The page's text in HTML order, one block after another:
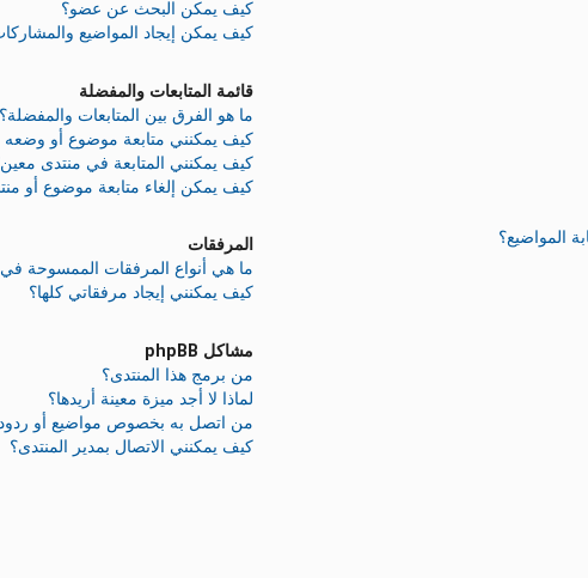
المواضيع؟
كيف يمكن البحث عن عضو؟
كيف يمكن إيجاد المواضيع
قائمة المتابعات والمفضلة
ما هو الفرق بين المتابعات والمفضلة؟
كيف يمكنني متابعة موضوع أو
كيف يمكنني المتابعة في منتدى
كيف يمكن إلغاء متابعة موضوع أو
المرفقات
ما هي أنواع المرفقات الممسوحة في
كيف يمكنني إيجاد مرفقاتي كلها؟
مشاكل phpBB
من برمج هذا المنتدى؟
لماذا لا أجد ميزة معينة أريدها؟
من اتصل به بخصوص مواضيع أو ردود
كيف يمكنني الاتصال بمدير المنتدى؟